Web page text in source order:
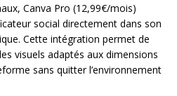
Canva Pro (12,99€/mois)
social directement dans son
Cette intégration permet de
visuels adaptés aux dimensions
sans quitter l’environnement